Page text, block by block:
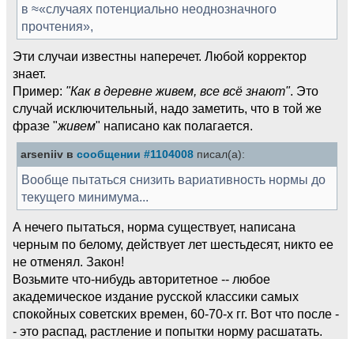
в ≈«случаях потенциально неоднозначного
прочтения»,
Эти случаи известны наперечет. Любой корректор
знает.
Пример: "Как в деревне живем, все всё знают". Это
случай исключительный, надо заметить, что в той же
фразе "живем" написано как полагается.
arseniiv в сообщении #1104008 писал(а):
Вообще пытаться снизить вариативность нормы до
текущего минимума...
А нечего пытаться, норма существует, написана
черным по белому, действует лет шестьдесят, никто ее
не отменял. Закон!
Возьмите что-нибудь авторитетное -- любое
академическое издание русской классики самых
спокойных советских времен, 60-70-х гг. Вот что после -
- это распад, растление и попытки норму расшатать.